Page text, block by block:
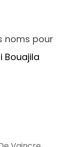
noms pour
Bouajila